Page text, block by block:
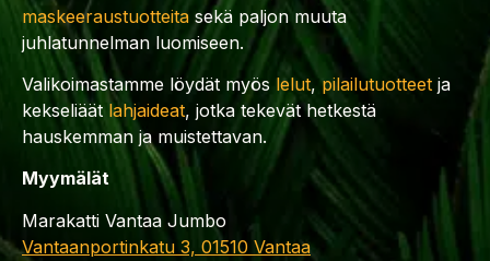
maskeeraustuotteita sekä paljon muuta
juhlatunnelman luomiseen.
Valikoimastamme löydät myös lelut,pilailutuotteet ja
kekseliäät lahjaideat, jotka tekevät hetkestä
hauskemman ja muistettavan.
Myymälät
Marakatti Vantaa Jumbo
Vantaanportinkatu 3, 01510 Vantaa